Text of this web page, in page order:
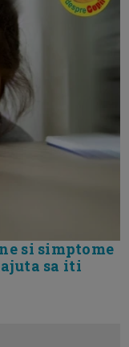
si simptome
sa iti